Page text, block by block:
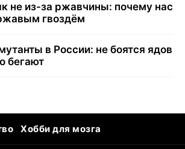
не из-за ржавчины: почему нас
гвоздём
в России: не боятся ядов
бегают
Хобби для мозга
Тунцы в океанариуме